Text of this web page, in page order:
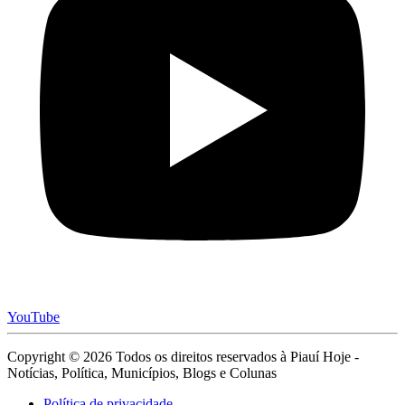
YouTube
Copyright © 2026 Todos os direitos reservados à Piauí Hoje -
Notícias, Política, Municípios, Blogs e Colunas